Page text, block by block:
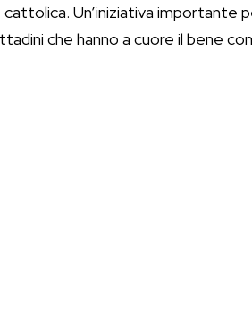
cattolica. Un’iniziativa
che hanno a cuore il bene